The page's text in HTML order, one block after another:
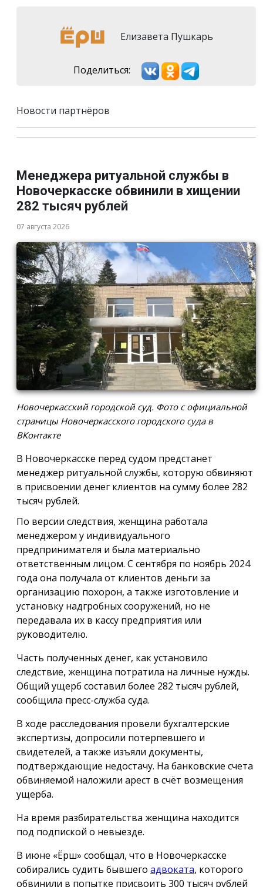
Елизавета Пушкарь
Поделиться:
Новости партнёров
Менеджера ритуальной службы в
Новочеркасске обвинили в хищении
282 тысяч рублей
07 августа 2026
Новочеркасский городской суд. Фото с официальной
страницы Новочеркасского городского суда в
ВКонтакте
В Новочеркасске перед судом предстанет
менеджер ритуальной службы, которую обвиняют
в присвоении денег клиентов на сумму более 282
тысяч рублей.
По версии следствия, женщина работала
менеджером у индивидуального
предпринимателя и была материально
ответственным лицом. С сентября по ноябрь 2024
года она получала от клиентов деньги за
организацию похорон, а также изготовление и
установку надгробных сооружений, но не
передавала их в кассу предприятия или
руководителю.
Часть полученных денег, как установило
следствие, женщина потратила на личные нужды.
Общий ущерб составил более 282 тысяч рублей,
сообщила пресс-служба суда.
В ходе расследования провели бухгалтерские
экспертизы, допросили потерпевшего и
свидетелей, а также изъяли документы,
подтверждающие недостачу. На банковские счета
обвиняемой наложили арест в счёт возмещения
ущерба.
На время разбирательства женщина находится
под подпиской о невыезде.
В июне «Ёрш» сообщал, что в Новочеркасске
собирались судить бывшего адвоката, которого
обвинили в попытке присвоить 300 тысяч рублей